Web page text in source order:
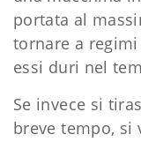
portata al
tornare a
essi duri nel
Se invece si
breve tempo, si